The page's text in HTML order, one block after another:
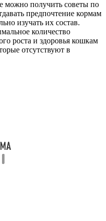
можно получить советы по
предпочтение кормам
изучать их состав.
количество
роста и здоровья кошкам
отсутствуют в